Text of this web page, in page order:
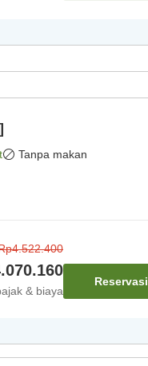
Tanpa makan
& biaya
Reservasi